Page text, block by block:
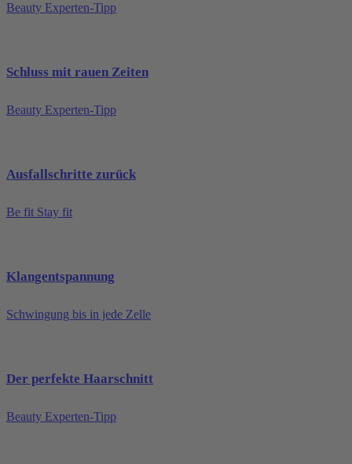
Beauty Experten-Tipp
Schluss mit rauen Zeiten
Beauty Experten-Tipp
Ausfallschritte zurück
Be fit Stay fit
Klangentspannung
Schwingung bis in jede Zelle
Der perfekte Haarschnitt
Beauty Experten-Tipp